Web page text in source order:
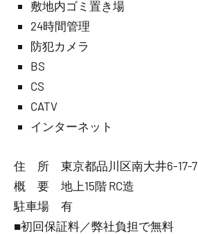
敷地内ゴミ置き場
24時間管理
防犯カメラ
BS
CS
CATV
インターネット
住 所 東京都品川区南大井6-17-7
概 要 地上15階 RC造
駐車場 有
■初回保証料／弊社負担で無料